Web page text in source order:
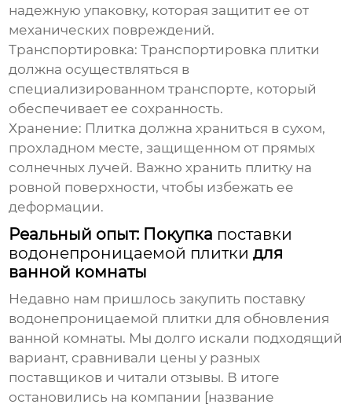
надежную упаковку, которая защитит ее от
механических повреждений.
Транспортировка: Транспортировка плитки
должна осуществляться в
специализированном транспорте, который
обеспечивает ее сохранность.
Хранение: Плитка должна храниться в сухом,
прохладном месте, защищенном от прямых
солнечных лучей. Важно хранить плитку на
ровной поверхности, чтобы избежать ее
деформации.
Реальный опыт: Покупка поставки
водонепроницаемой плитки для
ванной комнаты
Недавно нам пришлось закупить поставку
водонепроницаемой плитки для обновления
ванной комнаты. Мы долго искали подходящий
вариант, сравнивали цены у разных
поставщиков и читали отзывы. В итоге
остановились на компании [название